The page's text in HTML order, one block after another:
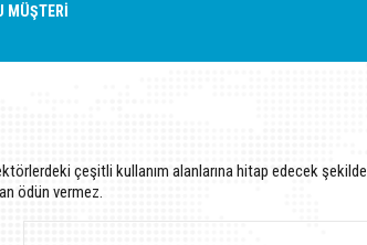
MÜŞTERI
çeşitli kullanım alanlarına hitap edecek şekilde
ödün vermez.